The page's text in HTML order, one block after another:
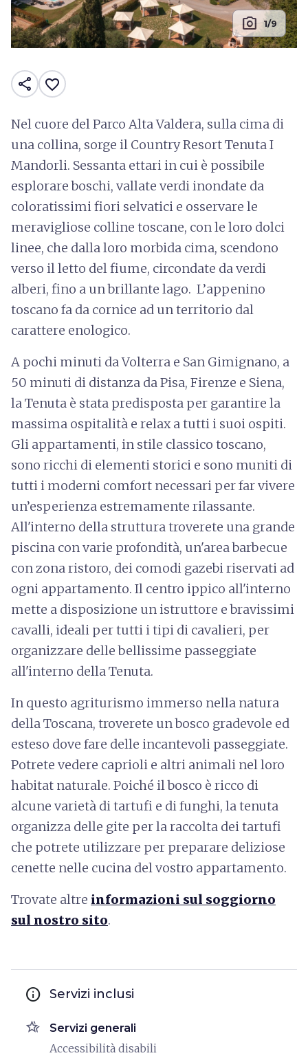
photo_camera 1/9
share favorite_border
Nel cuore del Parco Alta Valdera, sulla cima di
una collina, sorge il Country Resort Tenuta I
Mandorli. Sessanta ettari in cui è possibile
esplorare boschi, vallate verdi inondate da
coloratissimi fiori selvatici e osservare le
meravigliose colline toscane, con le loro dolci
linee, che dalla loro morbida cima, scendono
verso il letto del fiume, circondate da verdi
alberi, fino a un brillante lago. L’appenino
toscano fa da cornice ad un territorio dal
carattere enologico.
A pochi minuti da Volterra e San Gimignano, a
50 minuti di distanza da Pisa, Firenze e Siena,
la Tenuta è stata predisposta per garantire la
massima ospitalità e relax a tutti i suoi ospiti.
Gli appartamenti, in stile classico toscano,
sono ricchi di elementi storici e sono muniti di
tutti i moderni comfort necessari per far vivere
un’esperienza estremamente rilassante.
All'interno della struttura troverete una grande
piscina con varie profondità, un'area barbecue
con zona ristoro, dei comodi gazebi riservati ad
ogni appartamento. Il centro ippico all'interno
mette a disposizione un istruttore e bravissimi
cavalli, ideali per tutti i tipi di cavalieri, per
organizzare delle bellissime passeggiate
all'interno della Tenuta.
In questo agriturismo immerso nella natura
della Toscana, troverete un bosco gradevole ed
esteso dove fare delle incantevoli passeggiate.
Potrete vedere caprioli e altri animali nel loro
habitat naturale. Poiché il bosco è ricco di
alcune varietà di tartufi e di funghi, la tenuta
organizza delle gite per la raccolta dei tartufi
che potrete utilizzare per preparare deliziose
cenette nelle cucina del vostro appartamento.
Trovate altre informazioni sul soggiorno
sul nostro sito.
info Servizi inclusi
hotel_class Servizi generali
Accessibilità disabili